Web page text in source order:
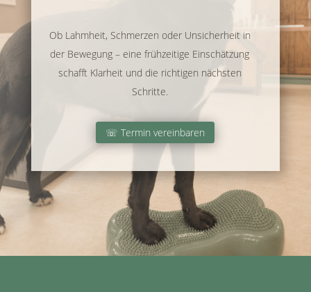
Ob Lahmheit, Schmerzen oder Unsicherheit in
der Bewegung – eine frühzeitige Einschätzung
schafft Klarheit und die richtigen nächsten
Schritte.
☏ Termin vereinbaren